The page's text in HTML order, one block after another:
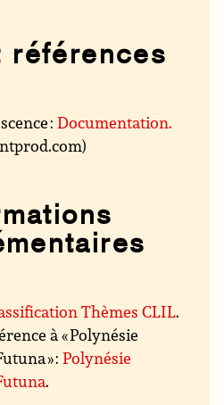
références
:Documentation.
Thèmes CLIL.
à « Polynésie
» :Polynésie
.